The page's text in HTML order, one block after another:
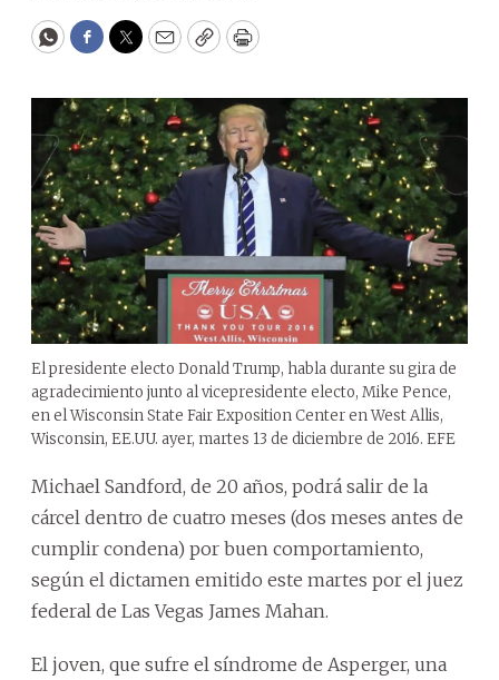
WhatsApp
Facebook
Twitter
EmailCopyPrint
El presidente electo Donald Trump, habla durante su gira de
agradecimiento junto al vicepresidente electo, Mike Pence,
en el Wisconsin State Fair Exposition Center en West Allis,
Wisconsin, EE.UU. ayer, martes 13 de diciembre de 2016. EFE
Michael Sandford, de 20 años, podrá salir de la
cárcel dentro de cuatro meses (dos meses antes de
cumplir condena) por buen comportamiento,
según el dictamen emitido este martes por el juez
federal de Las Vegas James Mahan.
El joven, que sufre el síndrome de Asperger, una